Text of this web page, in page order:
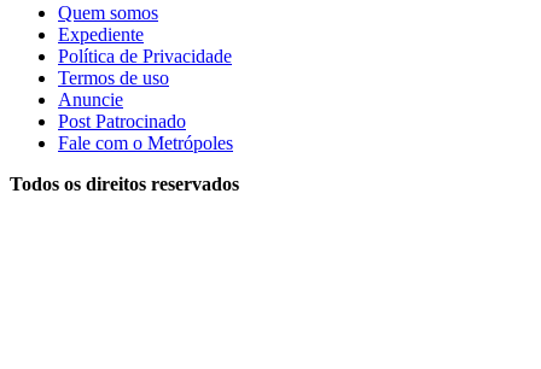
Quem somos
Expediente
Política de Privacidade
Termos de uso
Anuncie
Post Patrocinado
Fale com o Metrópoles
Todos os direitos reservados